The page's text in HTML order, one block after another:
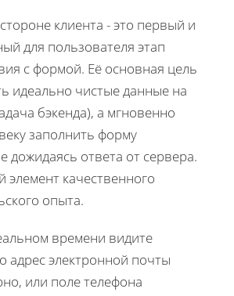
клиента - это первый и
для пользователя этап
с формой. Её основная цель
идеально чистые данные на
бэкенда), а мгновенно
заполнить форму
дожидаясь ответа от сервера.
элемент качественного
опыта.
времени видите
адрес электронной почты
или поле телефона